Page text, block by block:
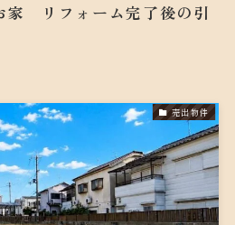
家 リフォーム完了後の引
売出物件